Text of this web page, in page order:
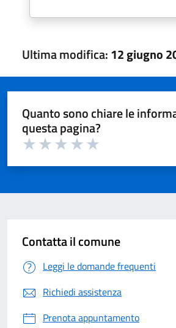
Ultima modifica:12 giugno
Quanto sono chiare le
questa pagina?
Contatta il comune
Leggi le domande frequenti
Richiedi assistenza
Prenota appuntamento